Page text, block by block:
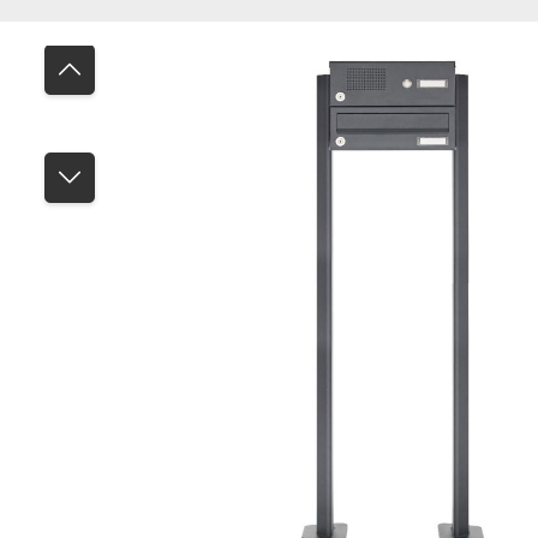
Bildergalerie überspringen